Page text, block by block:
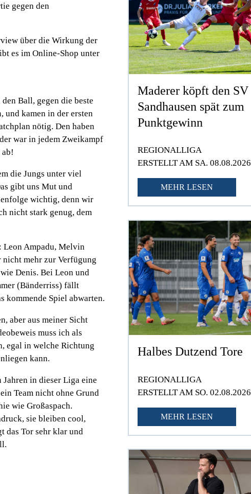
gegen den
über die Wirkung der
es im Online-Shop unter
Ball, gegen die beste
und kamen in der ersten
nötig. Den haben
war in jedem Zweikampf
die Jungs unter viel
gibt uns Mut und
wichtig, denn wir
nicht stark genug, dem
Leon Ampadu, Melvin
nicht mehr zur Verfügung
Denis. Bei Leon und
(Bänderriss) fällt
kommende Spiel abwarten.
aber aus meiner Sicht
muss ich als
egal in welche Richtung
kann.
in dieser Liga eine
Team nicht ohne Grund
wie Großaspach.
sie bleiben cool,
das Tor sehr klar und
Maderer köpft den SV
Sandhausen spät zum
Punktgewinn
REGIONALLIGA
ERSTELLT AM SA. 08.08.2026
MEHR LESEN
Halbes Dutzend Tore
REGIONALLIGA
ERSTELLT AM SO. 02.08.2026
MEHR LESEN